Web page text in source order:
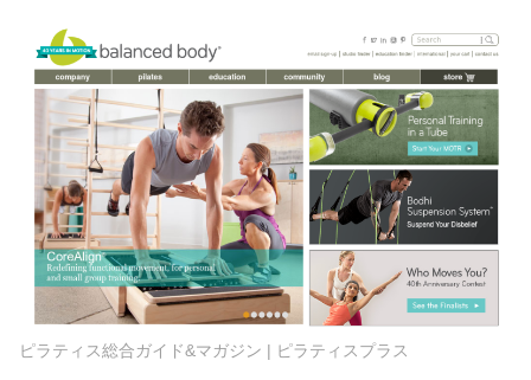
ピラティス総合ガイド&マガジン | ピラティスプラス